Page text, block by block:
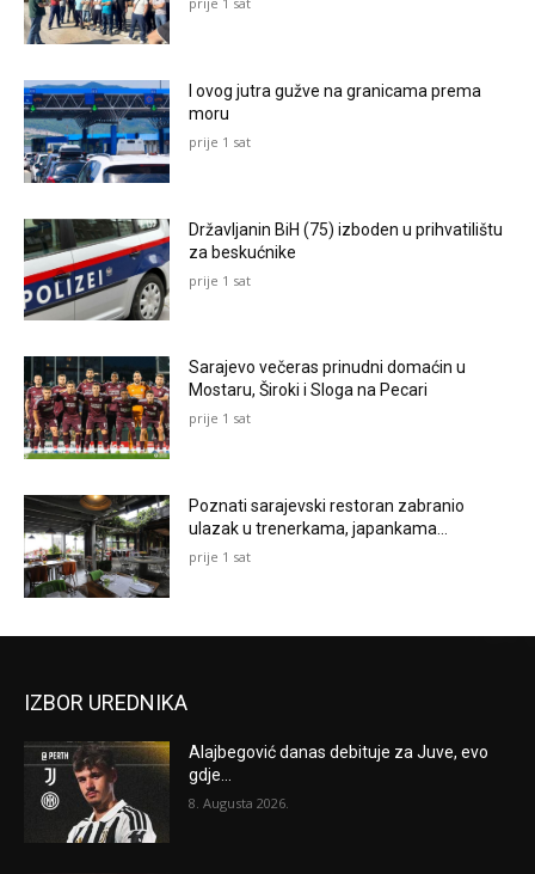
I ovog jutra gužve na granicama prema
moru
prije 1 sat
Državljanin BiH (75) izboden u prihvatilištu
za beskućnike
prije 1 sat
Sarajevo večeras prinudni domaćin u
Mostaru, Široki i Sloga na Pecari
prije 1 sat
Poznati sarajevski restoran zabranio
ulazak u trenerkama, japankama…
prije 1 sat
IZBOR UREDNIKA
Alajbegović danas debituje za Juve, evo
gdje...
8. Augusta 2026.